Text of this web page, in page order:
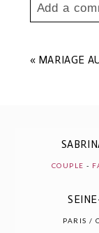
Add a
Les
POST
« MARIAGE
COUPLE -
PARIS /